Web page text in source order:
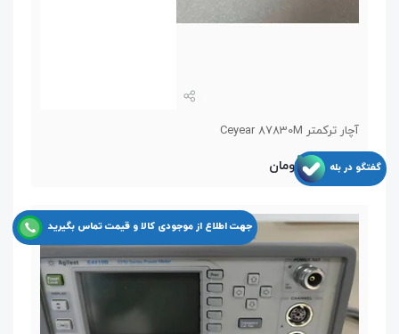
آچار ترکمتر Ceyear 87830M
11,550,000 تومان
گفتگو در بله
جهت اطلاع از موجودی کالا و قیمت تماس بگیرید